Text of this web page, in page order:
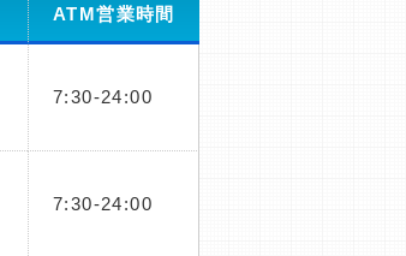
ATM営業時間
7:30-24:00
7:30-24:00